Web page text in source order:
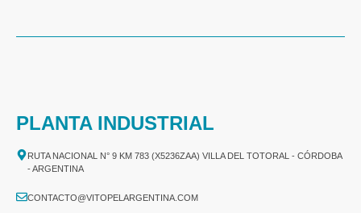
PLANTA INDUSTRIAL
RUTA NACIONAL N° 9 KM 783 (X5236ZAA) VILLA DEL TOTORAL - CÓRDOBA
- ARGENTINA
CONTACTO@VITOPELARGENTINA.COM